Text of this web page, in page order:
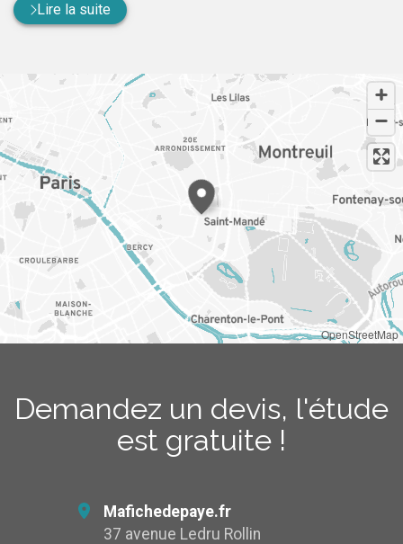
Lire la suite
OpenStreetMap
Demandez un devis, l'étude
est gratuite !
Mafichedepaye.fr
37 avenue Ledru Rollin